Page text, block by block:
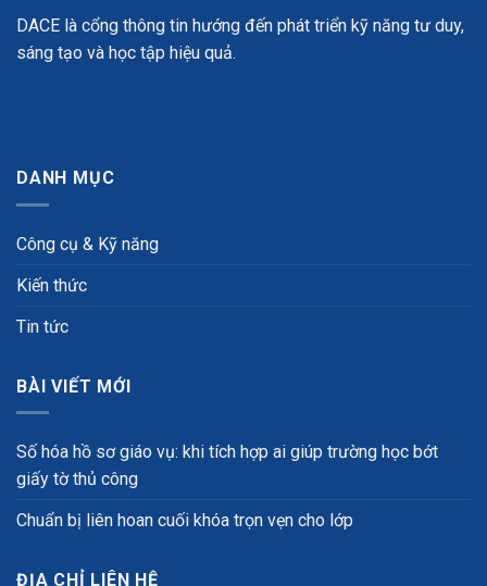
DACE là cổng thông tin hướng đến phát triển kỹ năng tư duy,
sáng tạo và học tập hiệu quả.
DANH MỤC
Công cụ & Kỹ năng
Kiến thức
Tin tức
BÀI VIẾT MỚI
Số hóa hồ sơ giáo vụ: khi tích hợp ai giúp trường học bớt
giấy tờ thủ công
Chuẩn bị liên hoan cuối khóa trọn vẹn cho lớp
ĐỊA CHỈ LIÊN HỆ